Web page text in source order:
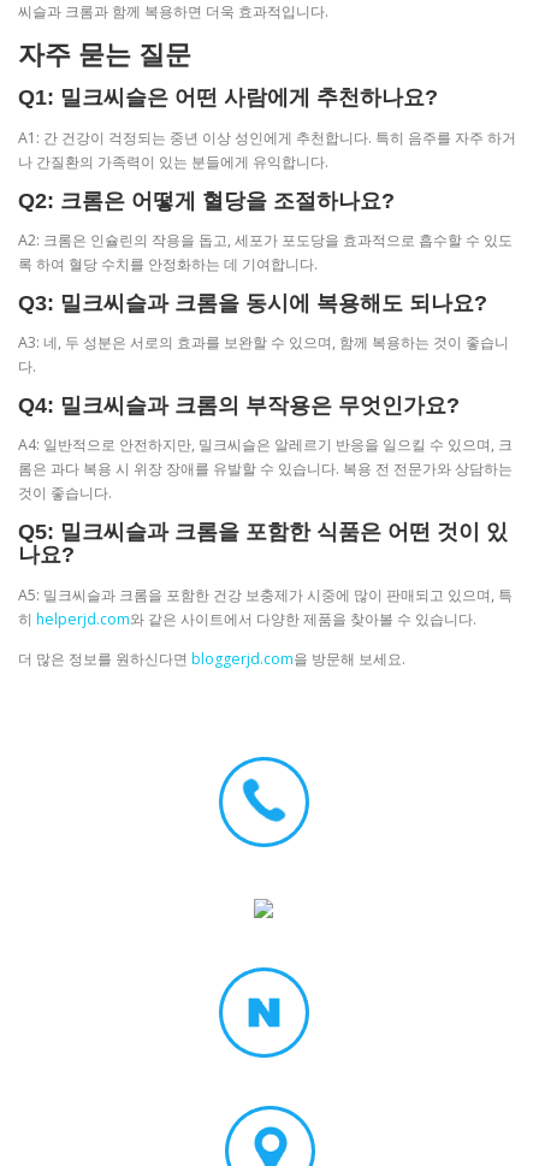
씨슬과 크롬과 함께 복용하면 더욱 효과적입니다.
자주 묻는 질문
Q1: 밀크씨슬은 어떤 사람에게 추천하나요?
A1: 간 건강이 걱정되는 중년 이상 성인에게 추천합니다. 특히 음주를 자주 하거
나 간질환의 가족력이 있는 분들에게 유익합니다.
Q2: 크롬은 어떻게 혈당을 조절하나요?
A2: 크롬은 인슐린의 작용을 돕고, 세포가 포도당을 효과적으로 흡수할 수 있도
록 하여 혈당 수치를 안정화하는 데 기여합니다.
Q3: 밀크씨슬과 크롬을 동시에 복용해도 되나요?
A3: 네, 두 성분은 서로의 효과를 보완할 수 있으며, 함께 복용하는 것이 좋습니
다.
Q4: 밀크씨슬과 크롬의 부작용은 무엇인가요?
A4: 일반적으로 안전하지만, 밀크씨슬은 알레르기 반응을 일으킬 수 있으며, 크
롬은 과다 복용 시 위장 장애를 유발할 수 있습니다. 복용 전 전문가와 상담하는
것이 좋습니다.
Q5: 밀크씨슬과 크롬을 포함한 식품은 어떤 것이 있
나요?
A5: 밀크씨슬과 크롬을 포함한 건강 보충제가 시중에 많이 판매되고 있으며, 특
히 helperjd.com와 같은 사이트에서 다양한 제품을 찾아볼 수 있습니다.
더 많은 정보를 원하신다면 bloggerjd.com을 방문해 보세요.